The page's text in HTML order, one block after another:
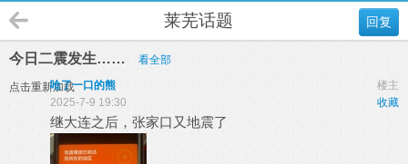
回复
莱芜话题
今日二震发生…… 看全部
点击重新加载 楼主
呛了一口的熊
收藏
2025-7-9 19:30
继大连之后，张家口又地震了